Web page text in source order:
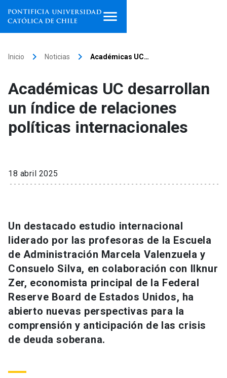
Facultades, escuelas e
institutos
Investigación
Extensión
Universidad
Información para keyboard_arrow_down
Futuros estudiantes
Estudiantes
Académicos
Go to english site launch
ACCESOS DIRECTOS
Admisión launch
Correo UC
Inicio keyboard_arrow_right Noticias keyboard_arrow_right Académicas UC…
Académicas UC desarrollan
un índice de relaciones
políticas internacionales
18 abril 2025
Un destacado estudio internacional
liderado por las profesoras de la Escuela
de Administración Marcela Valenzuela y
Consuelo Silva, en colaboración con Ilknur
Zer, economista principal de la Federal
Reserve Board de Estados Unidos, ha
abierto nuevas perspectivas para la
comprensión y anticipación de las crisis
de deuda soberana.